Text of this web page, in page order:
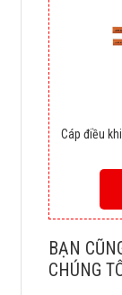
Cáp điều
BẠN
CHÚNG